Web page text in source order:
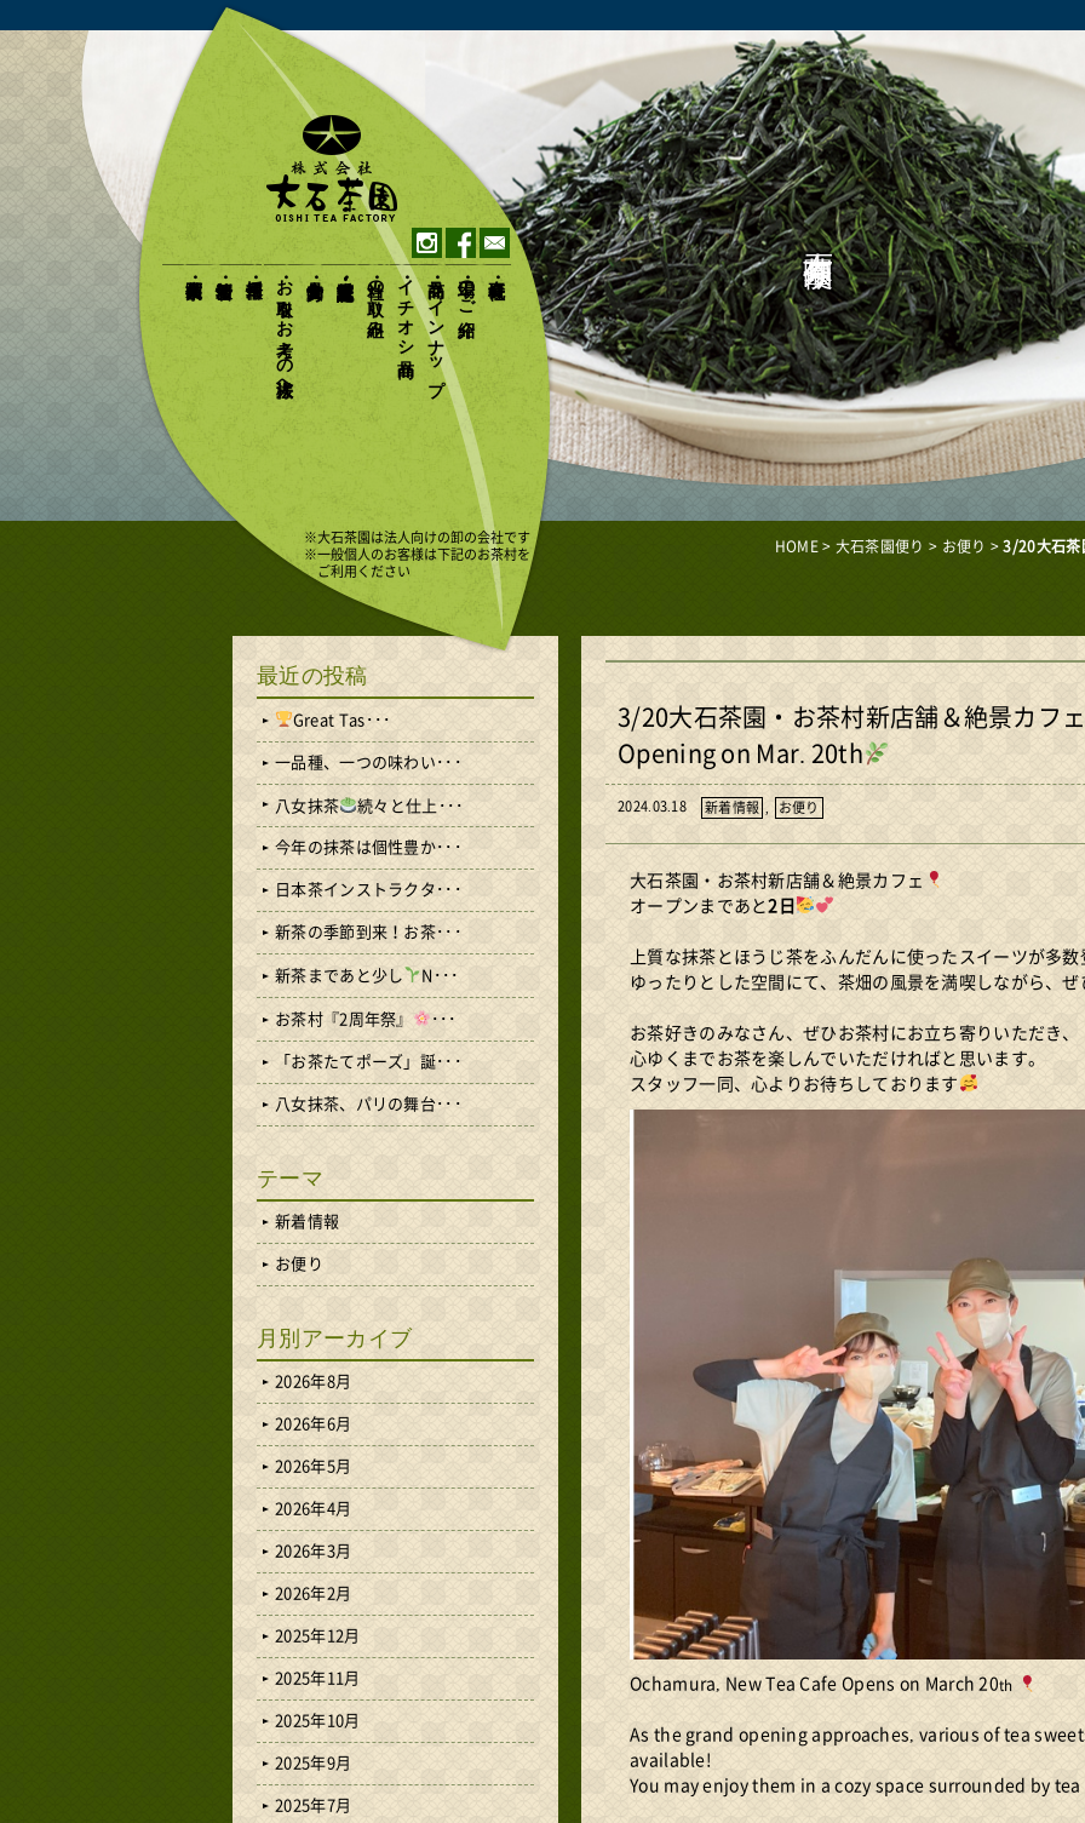
大石茶園便り
おいしい八女茶販売｜株式会社大石茶園
contact
facebook
instagram
工場のご紹介
商品ラインナップ
イチオシ商品
当社の取り組み
お取引をお考えの法人様へ
大石茶園便り
※大石茶園は法人向けの卸の会社です
※一般個人のお客様は下記のお茶村を
ご利用ください
HOME> 大石茶園便り > お便り >3/20大石茶
3/20大石茶園・お茶村新店舗＆絶景カフ
Opening on Mar. 20th
2024.03.18 新着情報 お便り
大石茶園・お茶村新店舗＆絶景カフェ
オープンまであと2日
上質な抹茶とほうじ茶をふんだんに使ったスイーツが多数
ゆったりとした空間にて、茶畑の風景を満喫しながら、
お茶好きのみなさん、ぜひお茶村にお立ち寄りいただき、
心ゆくまでお茶を楽しんでいただければと思います。
スタッフ一同、心よりお待ちしております
Ochamura, New Tea Cafe Opens on March 20th
As the grand opening approaches, various of tea
available!
You may enjoy them in a cozy space surrounded by
最近の投稿
Great Tas･･･
一品種、一つの味わい･･･
八女抹茶 続々と仕上･･･
今年の抹茶は個性豊か･･･
日本茶インストラクタ･･･
新茶の季節到来！お茶･･･
新茶まであと少し N･･･
お茶村『2周年祭』 ･･･
「お茶たてポーズ」誕･･･
八女抹茶、パリの舞台･･･
テーマ
新着情報
お便り
月別アーカイブ
2026年8月
2026年6月
2026年5月
2026年4月
2026年3月
2026年2月
2025年12月
2025年11月
2025年10月
2025年9月
2025年7月